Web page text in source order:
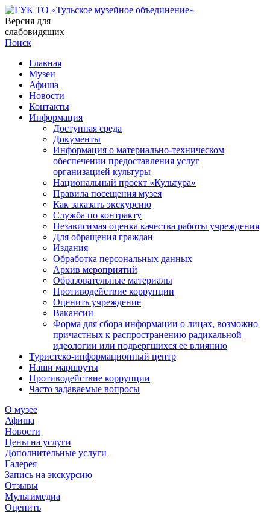
Версия для
слабовидящих
Поиск
Главная
Музеи
Афиша
Новости
Контакты
Информация
Доступная среда
Документы
Информация о материально-техническом
обеспечении предоставления услуг
организацией культуры
Национальный проект «Культура»
Правила посещения музея
Как заказать экскурсию
Служба по контракту
Независимая оценка качества работы учреждения
Для обращения граждан
Издания
Обработка персональных данных
Архив мероприятий
Образовательные материалы
Противодействие коррупции
Оценить учреждение
Вакансии
Форма для сбора информации о лицах, возможно
причастных к распространению радикальной
идеологии или подвергшихся ее влиянию
Туристско-информационный центр
Наши маршруты
Противодействие коррупции
Часто задаваемые вопросы
О музее
Афиша
Новости
Цены на услуги
Дополнительные услуги
Галерея
Запись на экскурсию
Отзывы
Мультимедиа
Оценить